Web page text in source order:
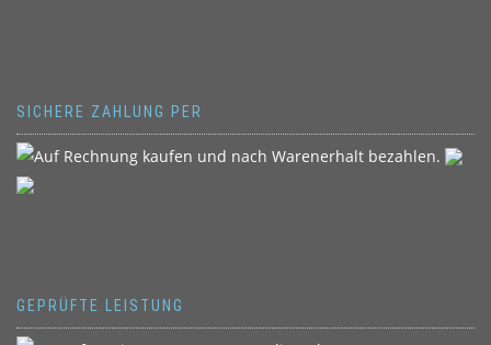
SICHERE ZAHLUNG PER
GEPRÜFTE LEISTUNG